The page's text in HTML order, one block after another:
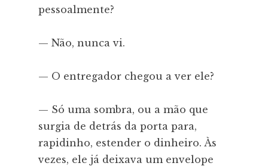
pessoalmente?
— Não, nunca vi.
— O entregador chegou a ver ele?
— Só uma sombra, ou a mão que
surgia de detrás da porta para,
rapidinho, estender o dinheiro. Às
vezes, ele já deixava um envelope